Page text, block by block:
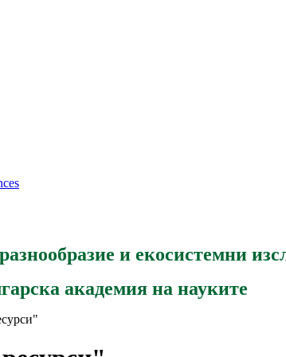
и екосистемни
академия на науките